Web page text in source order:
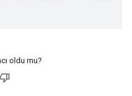
oldu mu?